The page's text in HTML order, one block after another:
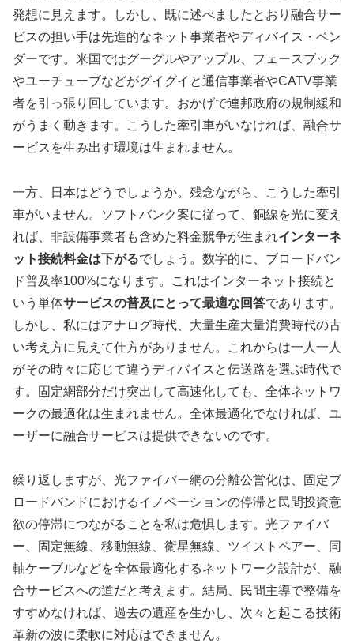
発想に見えます。しかし、既に述べましたとおり融合サー
ビスの担い手は先進的なネット事業者やディバイス・ベン
ダーです。米国ではグーグルやアップル、フェースブック
やユーチューブなどがグイグイと通信事業者やCATV事業
者を引っ張り回しています。おかげで連邦政府の規制緩和
がうまく動きます。こうした牽引車がいなければ、融合サ
ービスを生み出す環境は生まれません。
一方、日本はどうでしょうか。残念ながら、こうした牽引
車がいません。ソフトバンク案に従って、銅線を光に変え
れば、非設備事業者も含めた料金競争が生まれインターネ
ット接続料金は下がるでしょう。数字的に、ブロードバン
ド普及率100%になります。これはインターネット接続と
いう単体サービスの普及にとって最適な回答であります。
しかし、私にはアナログ時代、大量生産大量消費時代の古
い考え方に見えて仕方がありません。これからは一人一人
がその時々に応じて違うディバイスと伝送路を選ぶ時代で
す。固定網部分だけ突出して高速化しても、全体ネットワ
ークの最適化は生まれません。全体最適化でなければ、ユ
ーザーに融合サービスは提供できないのです。
繰り返しますが、光ファイバー網の分離公営化は、固定ブ
ロードバンドにおけるイノベーションの停滞と民間投資意
欲の停滞につながることを私は危惧します。光ファイバ
ー、固定無線、移動無線、衛星無線、ツイストペアー、同
軸ケーブルなどを全体最適化するネットワーク設計が、融
合サービスへの道だと考えます。結局、民間主導で整備を
すすめなければ、過去の遺産を生かし、次々と起こる技術
革新の波に柔軟に対応はできません。